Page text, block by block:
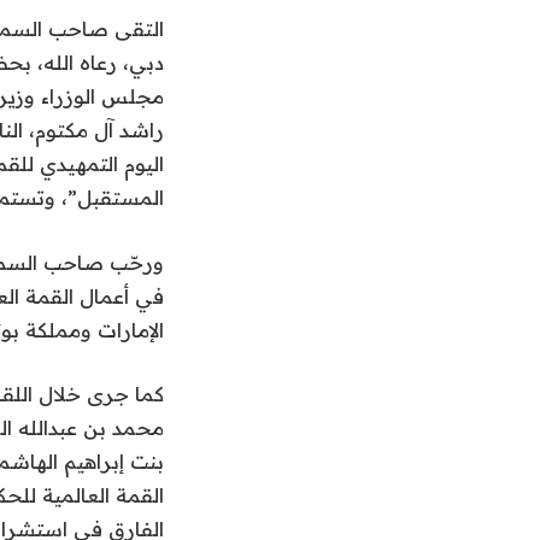
التقى صاحب
دبي، رعاه الله،
مجلس الوزراء
راشد آل مكتوم،
المستقبل”،
ورحّب صاحب السموّ
الإمارات
كما جرى خلال
محمد بن عبدالله
بنت إبراهيم
القمة العالمية
الفارق في